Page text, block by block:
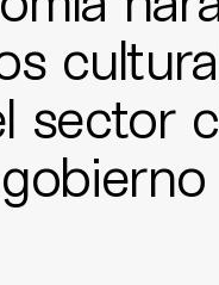
sector